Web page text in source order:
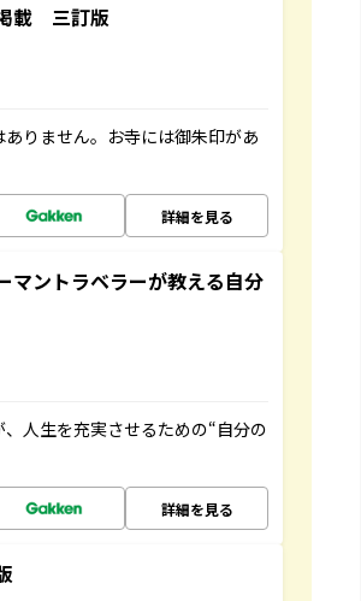
載 三訂版
りません。お寺には御朱印があ
詳細を見る
ントラベラーが教える自分
人生を充実させるための“自分の
詳細を見る